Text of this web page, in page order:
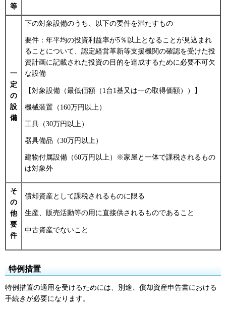
等
一
定
の
設
備
下の対象設備のうち、以下の要件を満たすもの
要件：年平均の投資利益率が5％以上となることが見込まれ
ることについて、認定経営革新等支援機関の確認を受けた投
資計画に記載された投資の目的を達成するために必要不可欠
な設備
【対象設備（最低価額（1台1基又は一の取得価額））】
機械装置（160万円以上）
工具（30万円以上）
器具備品（30万円以上）
建物付属設備（60万円以上）※家屋と一体で課税されるもの
は対象外
そ
の
他
要
件
償却資産として課税されるものに限る
生産、販売活動等の用に直接供されるものであること
中古資産でないこと
特例措置
特例措置の適用を受けるためには、別途、償却資産申告書における
手続きが必要になります。